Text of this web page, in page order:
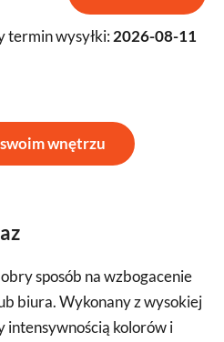
termin wysyłki: 2026-08-11
wnętrzu
sposób na wzbogacenie
biura. Wykonany z wysokiej
intensywnością kolorów i